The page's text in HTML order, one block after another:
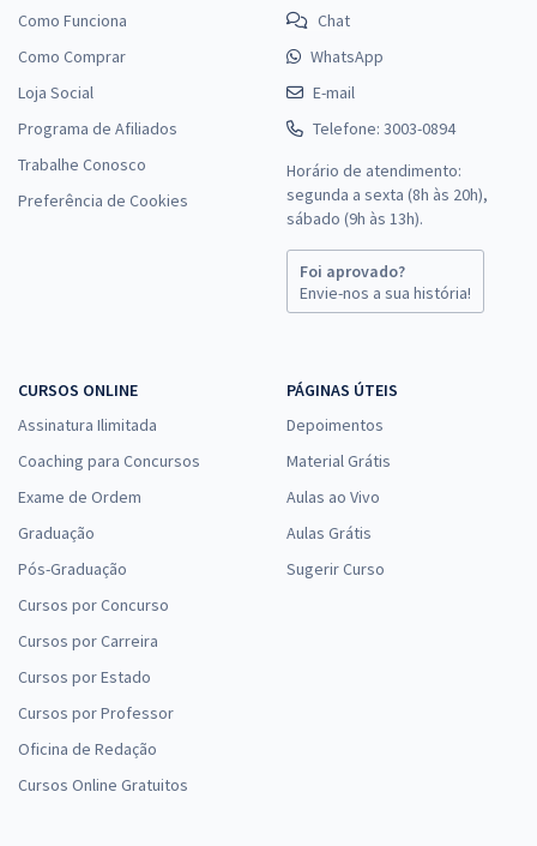
Como Funciona
Como Comprar
Loja Social
Programa de Afiliados
Trabalhe Conosco
Preferência de Cookies
Chat
WhatsApp
E-mail
Telefone: 3003-0894
Horário de atendimento:
segunda a sexta (8h às 20h),
sábado (9h às 13h).
Foi aprovado?
Envie-nos a sua história!
CURSOS ONLINE
Assinatura Ilimitada
Coaching para Concursos
Exame de Ordem
Graduação
Pós-Graduação
Cursos por Concurso
Cursos por Carreira
Cursos por Estado
Cursos por Professor
Oficina de Redação
Cursos Online Gratuitos
PÁGINAS ÚTEIS
Depoimentos
Material Grátis
Aulas ao Vivo
Aulas Grátis
Sugerir Curso